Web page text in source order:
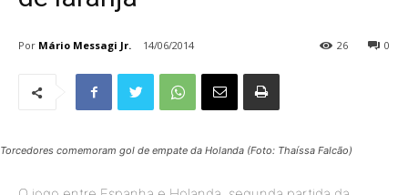
Por Mário Messagi Jr. 14/06/2014 0
26
Torcedores comemoram gol de empate da Holanda (Foto: Thaíssa Falcão)